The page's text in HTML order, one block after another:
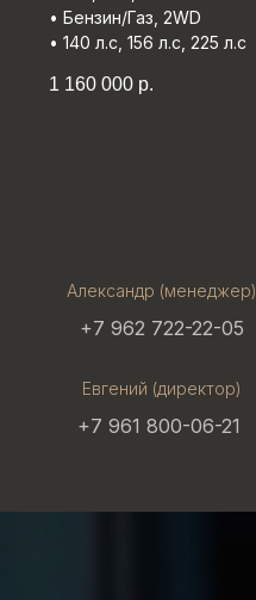
• Бензин/Газ, 2WD
• 140 л.с, 156 л.с, 225 л.с
1 160 000 р.
Александр (менеджер)
+7 962 722-22-05
Евгений (директор)
+7 961 800-06-21